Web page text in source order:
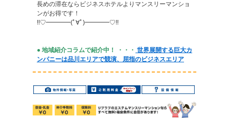
長めの滞在ならビジネスホテルよりマンスリーマンショ
ンがお得です！
!!♡━━━━(ﾟ∀ﾟ)━━━━♡!!
● 地域紹介コラムで紹介中！ ・・・ 世界展開する巨大カ
ンパニーは品川エリアで競演、屈指のビジネスエリア